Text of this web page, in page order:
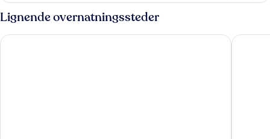
Lignende overnatningssteder
Phuket Airport Hotel Marina